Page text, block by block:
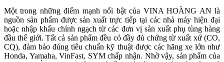
Một trong những điểm mạnh nổi bật của VINA HOÀNG AN là
nguồn sản phẩm được sản xuất trực tiếp tại các nhà máy hiện đại
hoặc nhập khẩu chính ngạch từ các đơn vị sản xuất phụ tùng hàng
đầu thế giới. Tất cả sản phẩm đều có đầy đủ chứng từ xuất xứ (CO,
CQ), đảm bảo đúng tiêu chuẩn kỹ thuật được các hãng xe lớn như
Honda, Yamaha, VinFast, SYM chấp nhận. Nhờ vậy, sản phẩm của